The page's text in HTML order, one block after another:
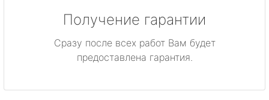
Получение гарантии
Сразу после всех работ Вам будет
предоставлена гарантия.